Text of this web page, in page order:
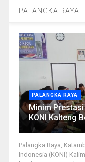
PALANGKA RAYA
PALANGKA RAYA
Minim Prestasi
KONI Kalteng
Palangka Raya,
Indonesia (KONI)